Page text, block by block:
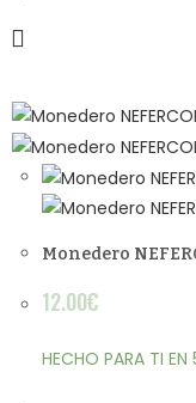
Monedero
12.00€
HECHO PARA TI